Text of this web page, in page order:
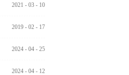
2021 - 03 - 10
2019 - 02 - 17
2024 - 04 - 25
2024 - 04 - 12